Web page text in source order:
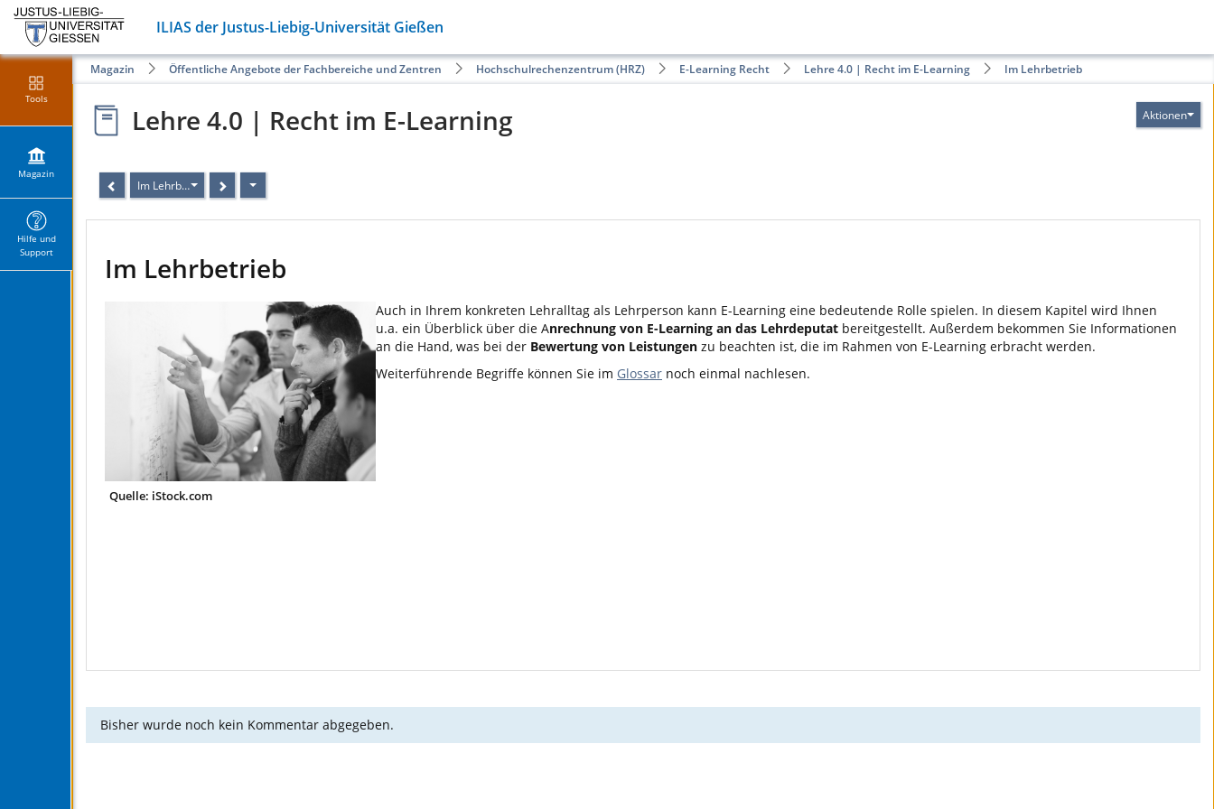
ILIAS der Justus-Liebig-Universität Gießen
Tools
Magazin
Hilfe und
Support
Magazin Öffentliche Angebote der Fachbereiche und Zentren Hochschulrechenzentrum (HRZ) E-Learning Recht Lehre 4.0 | Recht im E-Learning Im Lehrbetrieb
Aktionen
Lehre 4.0 | Recht im E-Learning
Im Lehrbetrieb
Im Lehrbetrieb
Quelle: iStock.com
Auch in Ihrem konkreten Lehralltag als Lehrperson kann E-Learning eine bedeutende Rolle spielen. In diesem Kapitel wird Ihnen
u.a. ein Überblick über die Anrechnung von E-Learning an das Lehrdeputat bereitgestellt. Außerdem bekommen Sie Informationen
an die Hand, was bei der Bewertung von Leistungen zu beachten ist, die im Rahmen von E-Learning erbracht werden.
Weiterführende Begriffe können Sie im Glossar noch einmal nachlesen.
Bisher wurde noch kein Kommentar abgegeben.